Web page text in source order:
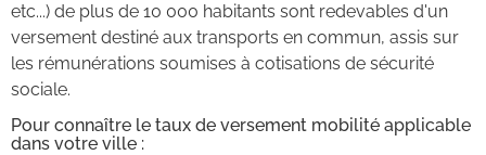
etc...) de plus de 10 000 habitants sont redevables d'un
versement destiné aux transports en commun, assis sur
les rémunérations soumises à cotisations de sécurité
sociale.
Pour connaître le taux de versement mobilité applicable
dans votre ville :